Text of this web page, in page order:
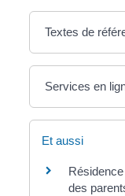
Textes de
Services en
Et aussi
des